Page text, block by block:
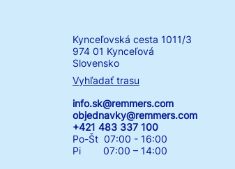
Kynceľovská cesta 1011/3
974 01 Kynceľová
Slovensko
Vyhľadať trasu
info.sk@remmers.com
objednavky@remmers.com
+421 483 337 100
Po-Št 07:00 - 16:00
Pi 07:00 – 14:00